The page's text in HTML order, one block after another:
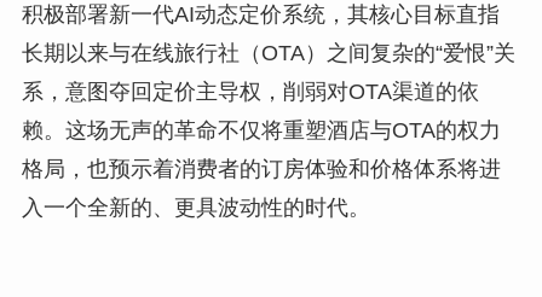
积极部署新一代AI动态定价系统，其核心目标直指
长期以来与在线旅行社（OTA）之间复杂的“爱恨”关
系，意图夺回定价主导权，削弱对OTA渠道的依
赖。这场无声的革命不仅将重塑酒店与OTA的权力
格局，也预示着消费者的订房体验和价格体系将进
入一个全新的、更具波动性的时代。